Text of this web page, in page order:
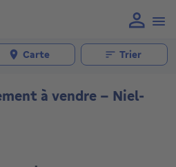
Carte Trier
à vendre - Niel-